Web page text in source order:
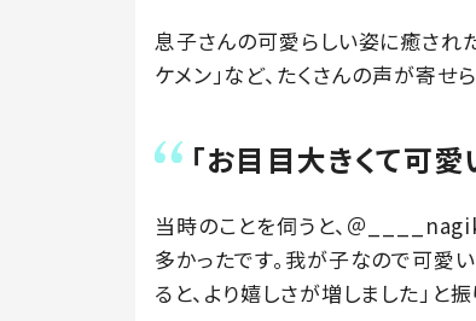
息子さんの可愛らしい姿に癒された
ケメン」など、たくさんの声が寄せ
「お目目大きくて可
当時のことを伺うと、＠
多かったです。我が子なので可愛
ると、より嬉しさが増しました」と振